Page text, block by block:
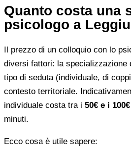
Quanto costa una
psicologo a
Il prezzo di un colloquio con lo
diversi fattori: la specializzazione
tipo di seduta (individuale, di
contesto territoriale.
individuale costa tra i 50€ e i 100€
minuti.
Ecco cosa è utile sapere: